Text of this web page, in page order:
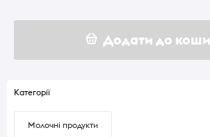
Додати до
Категорії
Молочні продукти